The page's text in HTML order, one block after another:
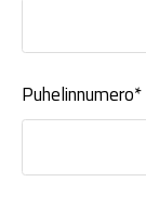
Puhelinnumero*